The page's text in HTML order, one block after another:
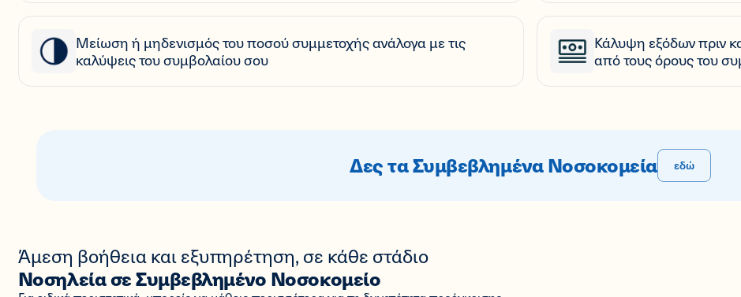
Μείωση ή μηδενισμός του ποσού συμμετοχής ανάλογα με τις
καλύψεις του συμβολαίου σου
Κάλυψη εξόδων πριν
από τους όρους του
Δες τα Συμβεβλημένα Νοσοκομεία εδώ
Άμεση βοήθεια και εξυπηρέτηση, σε κάθε στάδιο
Νοσηλεία σε Συμβεβλημένο Νοσοκομείο